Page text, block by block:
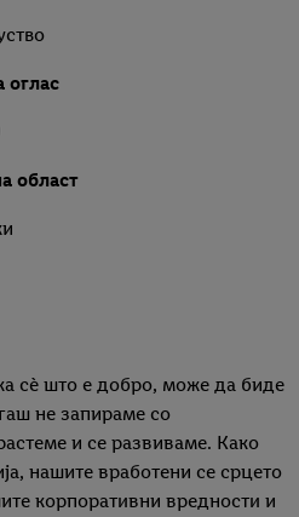
оглас
област
сѐ што е добро, може да биде
не запираме со
и се развиваме. Како
нашите вработени се срцето
корпоративни вредности и